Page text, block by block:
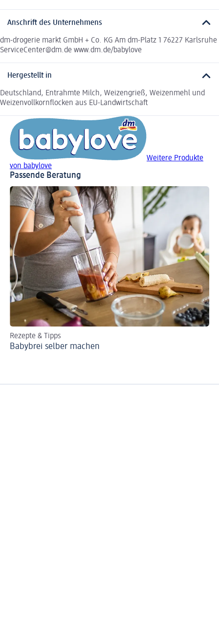
Anschrift des Unternehmens
dm-drogerie markt GmbH + Co. KG Am dm-Platz 1 76227 Karlsruhe
ServiceCenter@dm.de www.dm.de/babylove
Hergestellt in
Deutschland, Entrahmte Milch, Weizengrieß, Weizenmehl und
Weizenvollkornflocken aus EU-Landwirtschaft
Weitere Produkte
von babylove
Passende Beratung
Rezepte & Tipps
Babybrei selber machen